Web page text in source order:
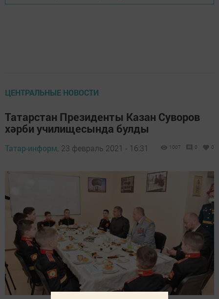
ЦЕНТРАЛЬНЫЕ НОВОСТИ
Татарстан Президенты Казан Суворов
хәрби училищесында булды
Татар-информ, 23 февраль 2021 - 16:31 1007 0 0